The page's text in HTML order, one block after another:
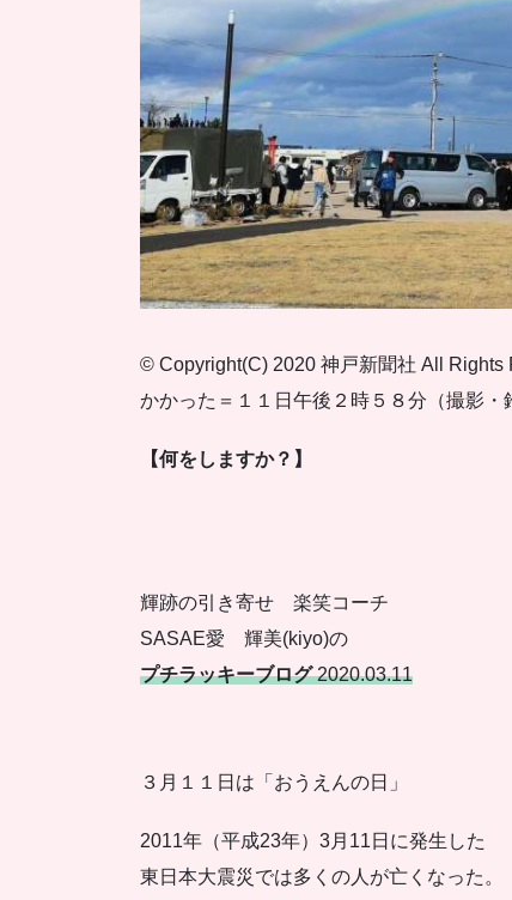
© Copyright(C) 2020 神戸新聞社 All
かかった＝１１日午後２時５８分（撮影・
【何をしますか？】
輝跡の引き寄せ 楽笑コーチ
SASAE愛 輝美(kiyo)の
プチラッキーブログ2020.03.11
３月１１日は「おうえんの日」
2011年（平成23年）3月11日に発生した
東日本大震災では多くの人が亡くなった。